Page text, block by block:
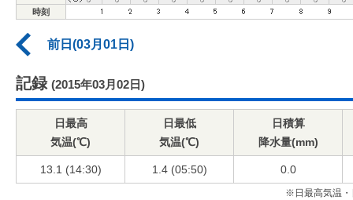
時刻
前日(03月01日)
記録 (2015年03月02日)
日最高
気温(℃)
日最低
気温(℃)
日積算
降水量(mm)
13.1 (14:30) 1.4 (05:50) 0.0
※日最高気温・